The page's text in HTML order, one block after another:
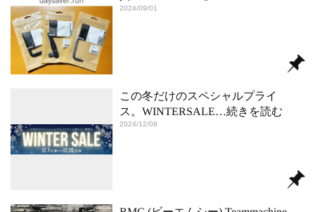
2024/09/01
この冬だけのスペシャルプライ
ス。WINTERSALE…続きを読む
2024/12/08